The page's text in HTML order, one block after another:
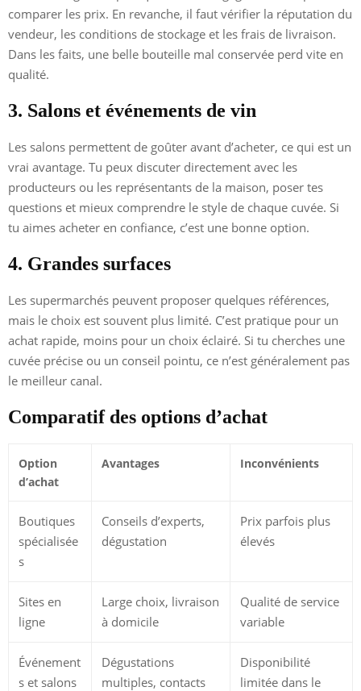
comparer les prix. En revanche, il faut vérifier la réputation du
vendeur, les conditions de stockage et les frais de livraison.
Dans les faits, une belle bouteille mal conservée perd vite en
qualité.
3. Salons et événements de vin
Les salons permettent de goûter avant d’acheter, ce qui est un
vrai avantage. Tu peux discuter directement avec les
producteurs ou les représentants de la maison, poser tes
questions et mieux comprendre le style de chaque cuvée. Si
tu aimes acheter en confiance, c’est une bonne option.
4. Grandes surfaces
Les supermarchés peuvent proposer quelques références,
mais le choix est souvent plus limité. C’est pratique pour un
achat rapide, moins pour un choix éclairé. Si tu cherches une
cuvée précise ou un conseil pointu, ce n’est généralement pas
le meilleur canal.
Comparatif des options d’achat
Option
d’achat
Avantages Inconvénients
Boutiques
spécialisée
s
Conseils d’experts,
dégustation
Prix parfois plus
élevés
Sites en
ligne
Large choix, livraison
à domicile
Qualité de service
variable
Événement
s et salons
Dégustations
multiples, contacts
Disponibilité
limitée dans le